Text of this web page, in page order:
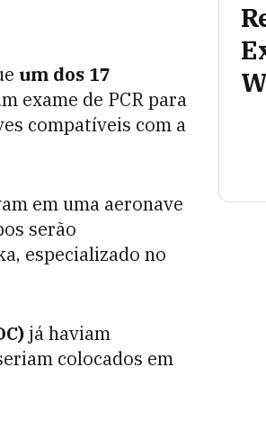
um dos 17
exame de PCR para
compatíveis com a
em uma aeronave
serão
especializado no
já haviam
colocados em